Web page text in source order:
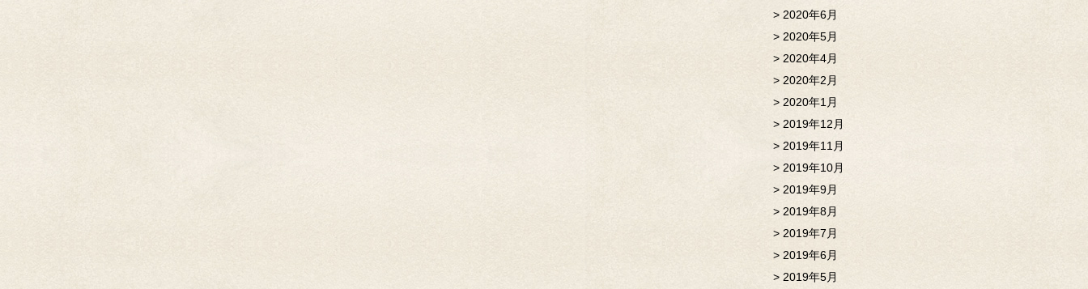
2020年6月
2020年5月
2020年4月
2020年2月
2020年1月
2019年12月
2019年11月
2019年10月
2019年9月
2019年8月
2019年7月
2019年6月
2019年5月